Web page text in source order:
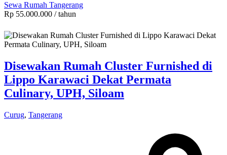
Sewa Rumah Tangerang
Rp 55.000.000 / tahun
Disewakan Rumah Cluster Furnished di
Lippo Karawaci Dekat Permata
Culinary, UPH, Siloam
Curug, Tangerang